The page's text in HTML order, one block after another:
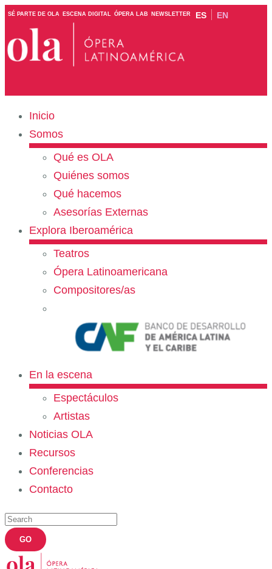
SÉ PARTE DE OLA ESCENA DIGITAL ÓPERA LAB NEWSLETTER ES EN
Inicio
Somos
Qué es OLA
Quiénes somos
Qué hacemos
Asesorías Externas
Explora Iberoamérica
Teatros
Ópera Latinoamericana
Compositores/as
En la escena
Espectáculos
Artistas
Noticias OLA
Recursos
Conferencias
Contacto